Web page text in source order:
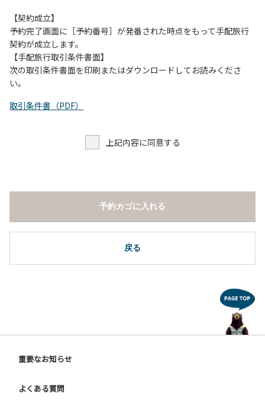
【契約成立】
予約完了画面に［予約番号］が発番された時点をもって手配旅行
契約が成立します。
【手配旅行取引条件書面】
次の取引条件書面を印刷またはダウンロードしてお読みくださ
い。
取引条件書（PDF）
上記内容に同意する
戻る
予約カゴに入れる
重要なお知らせ
よくある質問